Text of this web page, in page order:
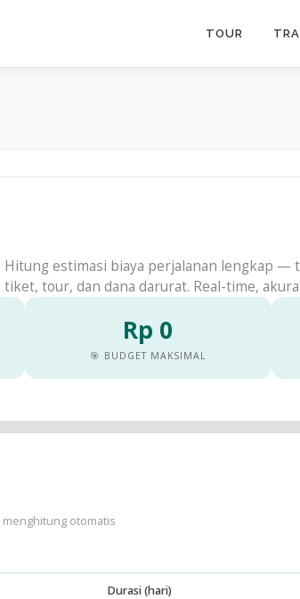
TOUR
Hitung estimasi biaya perjalanan lengkap —
tiket, tour, dan dana darurat. Real-time,
Rp 0
🎯 BUDGET MAKSIMAL
otomatis
Durasi (hari)